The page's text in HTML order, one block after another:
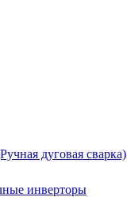
дуговая сварка)
инверторы